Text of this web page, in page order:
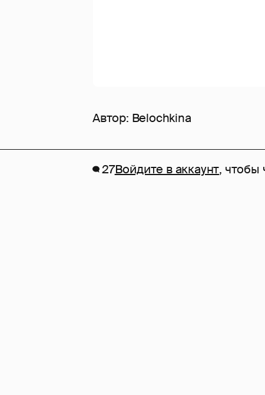
Автор: Belochkina
27Войдите в аккаунт, чтобы